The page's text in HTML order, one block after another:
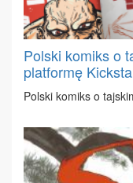
Polski komiks o
platformę
Pol­ski ko­miks o